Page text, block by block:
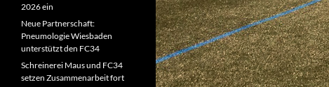
2026 ein
Neue Partnerschaft:
Pneumologie Wiesbaden
unterstützt den FC34
Schreinerei Maus und FC34
setzen Zusammenarbeit fort